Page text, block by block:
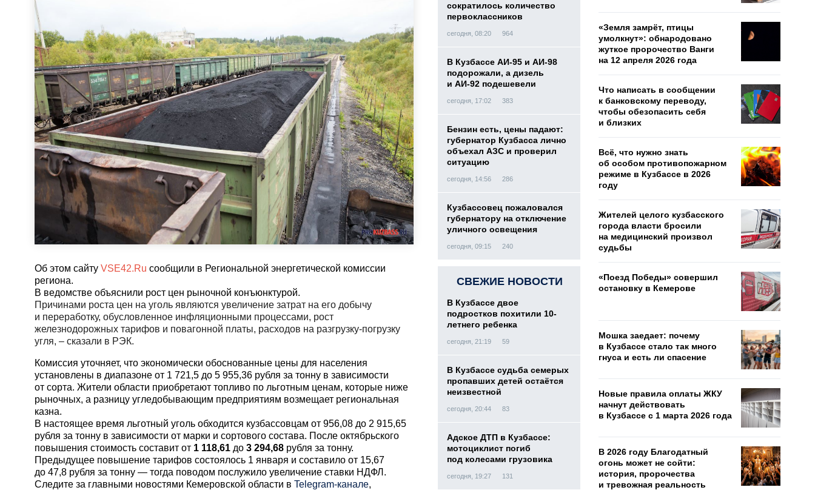
Об этом сайту VSE42.Ru сообщили в Региональной энергетической комиссии
региона.
В ведомстве объяснили рост цен рыночной конъюнктурой.
Причинами роста цен на уголь являются увеличение затрат на его добычу
и переработку, обусловленное инфляционными процессами, рост
железнодорожных тарифов и повагонной платы, расходов на разгрузку-погрузку
угля, – сказали в РЭК.
Комиссия уточняет, что экономически обоснованные цены для населения
установлены в диапазоне от 1 721,5 до 5 955,36 рубля за тонну в зависимости
от сорта. Жители области приобретают топливо по льготным ценам, которые ниже
рыночных, а разницу угледобывающим предприятиям возмещает региональная
казна.
В настоящее время льготный уголь обходится кузбассовцам от 956,08 до 2 915,65
рубля за тонну в зависимости от марки и сортового состава. После октябрьского
повышения стоимость составит от 1 118,61 до 3 294,68 рубля за тонну.
Предыдущее повышение тарифов состоялось 1 января и составило от 15,67
до 47,8 рубля за тонну — тогда поводом послужило увеличение ставки НДФЛ.
Cледите за главными новостями Кемеровской области в Telegram-канале,
сократилось количество
первоклассников
сегодня, 08:20 964
В Кузбассе АИ-95 и АИ-98
подорожали, а дизель
и АИ-92 подешевели
сегодня, 17:02 383
Бензин есть, цены падают:
губернатор Кузбасса лично
объехал АЗС и проверил
ситуацию
сегодня, 14:56 286
Кузбассовец пожаловался
губернатору на отключение
уличного освещения
сегодня, 09:15 240
СВЕЖИЕ НОВОСТИ
В Кузбассе двое
подростков похитили 10-
летнего ребенка
сегодня, 21:19 59
В Кузбассе судьба семерых
пропавших детей остаётся
неизвестной
сегодня, 20:44 83
Адское ДТП в Кузбассе:
мотоциклист погиб
под колесами грузовика
сегодня, 19:27 131
«Земля замрёт, птицы
умолкнут»: обнародовано
жуткое пророчество Ванги
на 12 апреля 2026 года
Что написать в сообщении
к банковскому переводу,
чтобы обезопасить себя
и близких
Всё, что нужно знать
об особом противопожарном
режиме в Кузбассе в 2026
году
Жителей целого кузбасского
города власти бросили
на медицинский произвол
судьбы
«Поезд Победы» совершил
остановку в Кемерове
Мошка заедает: почему
в Кузбассе стало так много
гнуса и есть ли спасение
Новые правила оплаты ЖКУ
начнут действовать
в Кузбассе с 1 марта 2026 года
В 2026 году Благодатный
огонь может не сойти:
история, пророчества
и тревожная реальность